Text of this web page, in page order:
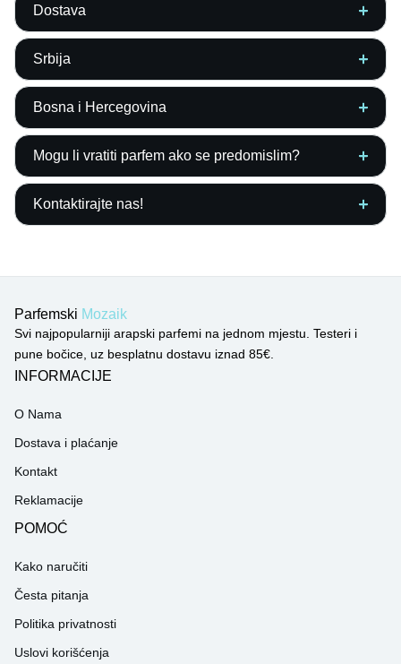
Dostava
Srbija
Bosna i Hercegovina
Mogu li vratiti parfem ako se predomislim?
Kontaktirajte nas!
Parfemski Mozaik
Svi najpopularniji arapski parfemi na jednom mjestu. Testeri i
pune bočice, uz besplatnu dostavu iznad 85€.
INFORMACIJE
O Nama
Dostava i plaćanje
Kontakt
Reklamacije
POMOĆ
Kako naručiti
Česta pitanja
Politika privatnosti
Uslovi korišćenja